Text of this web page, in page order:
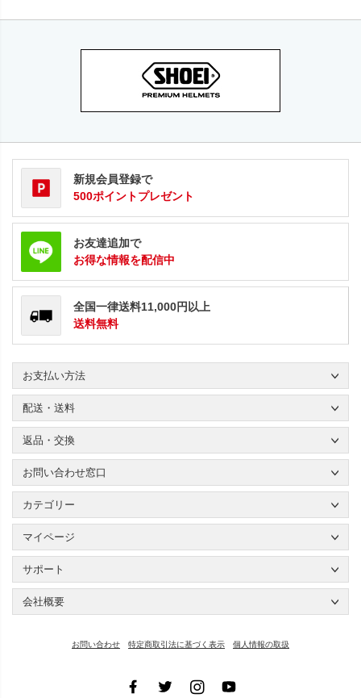
新規会員登録で
500ポイントプレゼント
お友達追加で
お得な情報を配信中
全国一律送料11,000円以上
送料無料
お支払い方法
配送・送料
返品・交換
お問い合わせ窓口
カテゴリー
マイページ
サポート
会社概要
お問い合わせ 特定商取引法に基づく表示 個人情報の取扱